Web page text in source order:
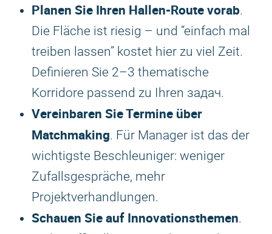
Planen Sie Ihren Hallen-Route vorab.
Die Fläche ist riesig – und “einfach mal
treiben lassen” kostet hier zu viel Zeit.
Definieren Sie 2–3 thematische
Korridore passend zu Ihren задач.
Vereinbaren Sie Termine über
Matchmaking. Für Manager ist das der
wichtigste Beschleuniger: weniger
Zufallsgespräche, mehr
Projektverhandlungen.
Schauen Sie auf Innovationsthemen.